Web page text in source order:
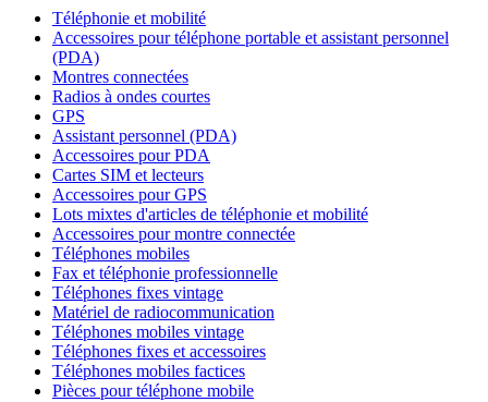
Téléphonie et mobilité
Accessoires pour téléphone portable et assistant personnel
(PDA)
Montres connectées
Radios à ondes courtes
GPS
Assistant personnel (PDA)
Accessoires pour PDA
Cartes SIM et lecteurs
Accessoires pour GPS
Lots mixtes d'articles de téléphonie et mobilité
Accessoires pour montre connectée
Téléphones mobiles
Fax et téléphonie professionnelle
Téléphones fixes vintage
Matériel de radiocommunication
Téléphones mobiles vintage
Téléphones fixes et accessoires
Téléphones mobiles factices
Pièces pour téléphone mobile